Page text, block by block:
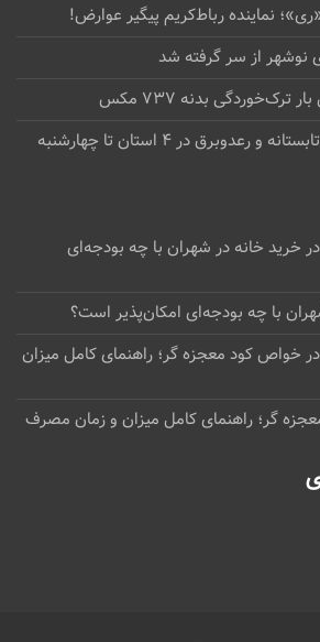
نماینده رباط‌کریم پیگیر عوارض!
نوشهر از سر گرفته شد
بدنه ۷۳۷ مکس
در ۴ استان تا چهارشنبه
خرید خانه در شهران با چه بودجه‌ای
با چه بودجه‌ای امکان‌پذیر است؟
خواص کود معجزه گر؛ راهنمای کامل میزان
گر؛ راهنمای کامل میزان و زمان مصرف